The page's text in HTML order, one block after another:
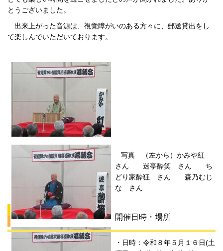
とうございました。
出来上がった音源は、視覚障がいのある方々に、郵送貸出をし
て楽しんでいただいております。
写真 （左から）かみや紅
さん 迷亭酔笑 さん ち
どり家酔狂 さん 森乃むじ
な さん
開催日時・場所
・日時：令和８年５月１６日(土